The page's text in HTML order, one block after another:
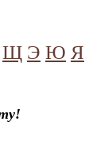
Щ Э Ю Я